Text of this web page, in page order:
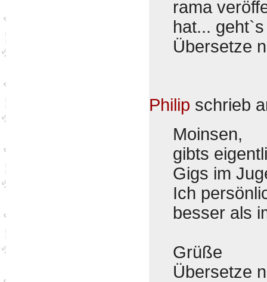
rama
hat...
Übersetze
Philip schrieb
Moinsen,
gibts
Gigs im
Ich
besser als
Grüße
Übersetze